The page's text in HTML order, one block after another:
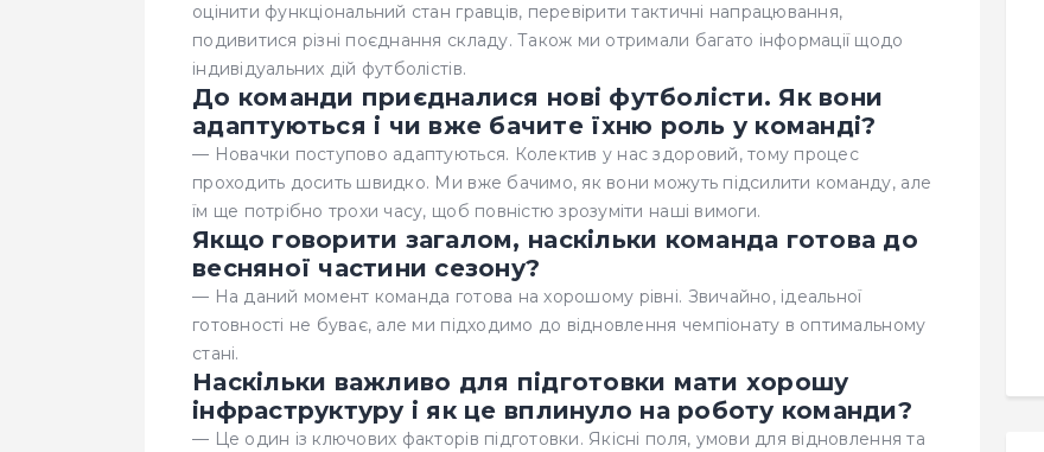
оцінити функціональний стан гравців, перевірити тактичні напрацювання,
подивитися різні поєднання складу. Також ми отримали багато інформації щодо
індивідуальних дій футболістів.
До команди приєдналися нові футболісти. Як вони
адаптуються і чи вже бачите їхню роль у команді?
— Новачки поступово адаптуються. Колектив у нас здоровий, тому процес
проходить досить швидко. Ми вже бачимо, як вони можуть підсилити команду, але
їм ще потрібно трохи часу, щоб повністю зрозуміти наші вимоги.
Якщо говорити загалом, наскільки команда готова до
весняної частини сезону?
— На даний момент команда готова на хорошому рівні. Звичайно, ідеальної
готовності не буває, але ми підходимо до відновлення чемпіонату в оптимальному
стані.
Наскільки важливо для підготовки мати хорошу
інфраструктуру і як це вплинуло на роботу команди?
— Це один із ключових факторів підготовки. Якісні поля, умови для відновлення та